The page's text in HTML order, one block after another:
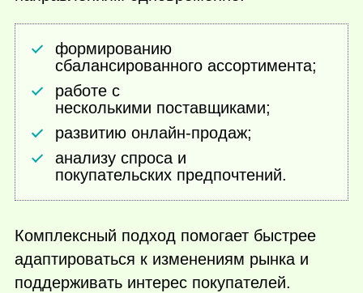
формированию
сбалансированного ассортимента;
работе с
несколькими поставщиками;
развитию онлайн-продаж;
анализу спроса и
покупательских предпочтений.
Комплексный подход помогает быстрее
адаптироваться к изменениям рынка и
поддерживать интерес покупателей.